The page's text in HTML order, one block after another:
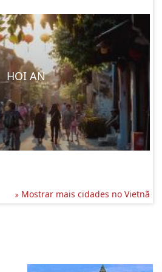
HOI AN
Mostrar mais cidades no Vietnã